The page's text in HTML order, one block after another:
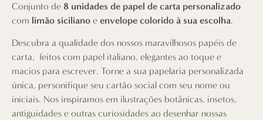
Conjunto de 8 unidades de papel de carta personalizado
com limão siciliano e envelope colorido à sua escolha.
Descubra a qualidade dos nossos maravilhosos papéis de
carta, feitos com papel italiano, elegantes ao toque e
macios para escrever. Torne a sua papelaria personalizada
única, personifique seu cartão social com seu nome ou
iniciais. Nos inspiramos em ilustrações botânicas, insetos,
antiguidades e outras curiosidades ao desenhar nossas